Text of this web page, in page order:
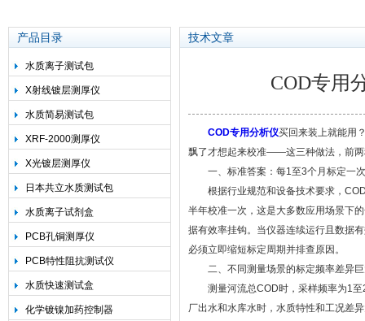
产品目录
水质离子测试包
X射线镀层测厚仪
水质简易测试包
XRF-2000测厚仪
X光镀层测厚仪
日本共立水质测试包
水质离子试剂盒
PCB孔铜测厚仪
PCB特性阻抗测试仪
水质快速测试盒
化学镀镍加药控制器
技术文章
COD专用
COD专用分析仪买回来装上就能用
飘了才想起来校准——这三种做法，前两
一、标准答案：每1至3个月标定一次
根据行业规范和设备技术要求，COD
半年校准一次，这是大多数应用场景下
据有效率挂钩。当仪器连续运行且数据
必须立即缩短标定周期并排查原因。
二、不同测量场景的标定频率差异
测量河流总COD时，采样频率为1至2
厂出水和水库水时，水质特性和工况差